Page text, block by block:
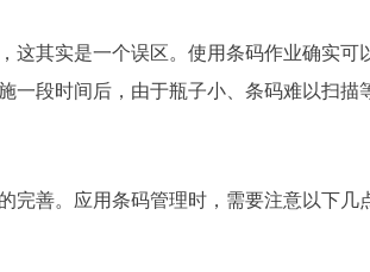
其实是一个误区。使用条码作业确实可
段时间后，由于瓶子小、条码难以扫描
完善。应用条码管理时，需要注意以下几